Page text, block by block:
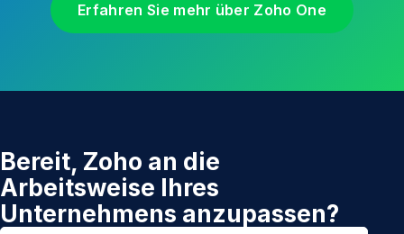
Erfahren Sie mehr über Zoho One
Bereit, Zoho an die
Arbeitsweise Ihres
Unternehmens anzupassen?